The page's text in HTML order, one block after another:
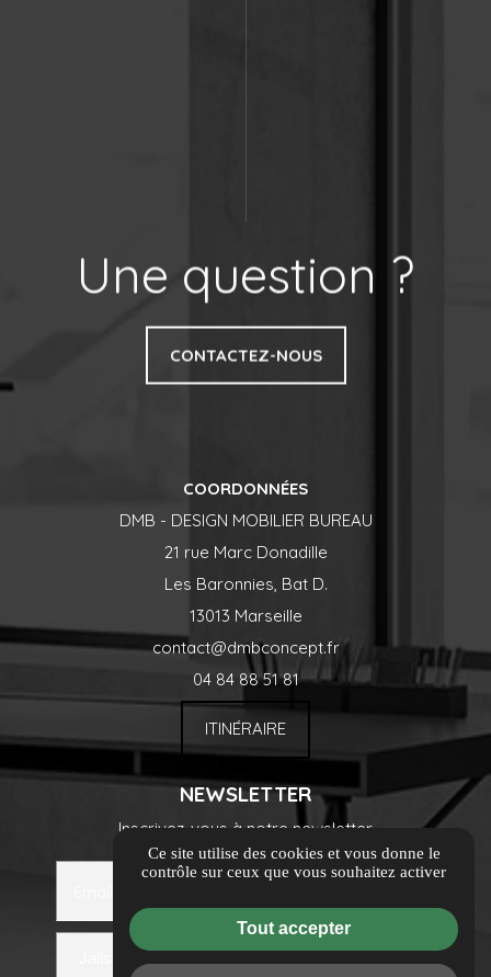
Une question ?
CONTACTEZ-NOUS
COORDONNÉES
DMB - DESIGN MOBILIER BUREAU
21 rue Marc Donadille
Les Baronnies, Bat D.
13013 Marseille
contact@dmbconcept.fr
04 84 88 51 81
ITINÉRAIRE
NEWSLETTER
Inscrivez-vous à notre newsletter
Ce site utilise des cookies et vous donne le
contrôle sur ceux que vous souhaitez activer
Tout accepter